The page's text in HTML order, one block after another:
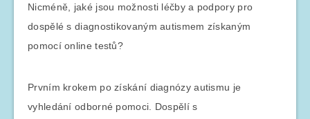
Nicméně, jaké jsou možnosti léčby a podpory pro
dospělé s diagnostikovaným autismem získaným
pomocí online testů?
Prvním krokem po získání diagnózy autismu je
vyhledání odborné pomoci. Dospělí s